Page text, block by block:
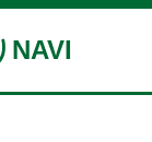
NAVI